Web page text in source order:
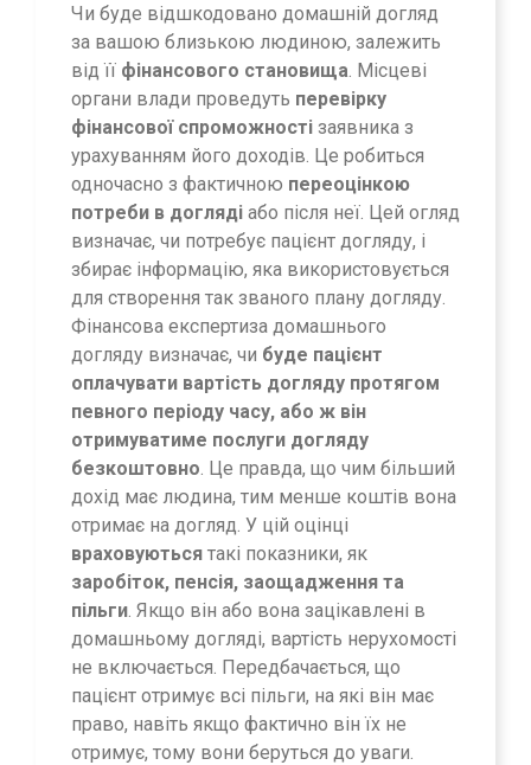
Чи буде відшкодовано домашній догляд
за вашою близькою людиною, залежить
від її фінансового становища . Місцеві
органи влади проведуть перевірку
фінансової спроможності заявника з
урахуванням його доходів. Це робиться
одночасно з фактичною переоцінкою
потреби в догляді або після неї. Цей огляд
визначає, чи потребує пацієнт догляду, і
збирає інформацію, яка використовується
для створення так званого плану догляду.
Фінансова експертиза домашнього
догляду визначає, чи буде пацієнт
оплачувати вартість догляду протягом
певного періоду часу, або ж він
отримуватиме послуги догляду
безкоштовно . Це правда, що чим більший
дохід має людина, тим менше коштів вона
отримає на догляд. У цій оцінці
враховуються такі показники, як
заробіток, пенсія, заощадження та
пільги . Якщо він або вона зацікавлені в
домашньому догляді, вартість нерухомості
не включається. Передбачається, що
пацієнт отримує всі пільги, на які він має
право, навіть якщо фактично він їх не
отримує, тому вони беруться до уваги.